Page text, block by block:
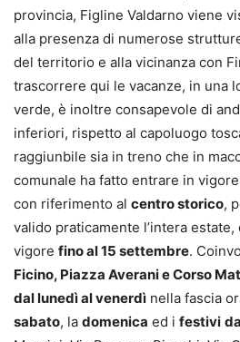
provincia, Figline Valdarno viene
alla presenza di numerose
del territorio e alla vicinanza con
trascorrere qui le vacanze, in una
verde, è inoltre consapevole di
inferiori, rispetto al capoluogo
raggiunbile sia in treno che in
comunale ha fatto entrare in
con riferimento al centro storico,
valido praticamente l’intera
vigore fino al 15 settembre.
Ficino, Piazza Averani e Corso
dal lunedì al venerdì nella fascia
sabato, la domenica ed i festivi